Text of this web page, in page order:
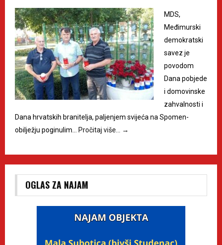
MDS,
Međimurski
demokratski
savez je
povodom
Dana pobjede
i domovinske
zahvalnosti i
Dana hrvatskih branitelja, paljenjem svijeća na Spomen-
obilježju poginulim…
Pročitaj više… →
OGLAS ZA NAJAM